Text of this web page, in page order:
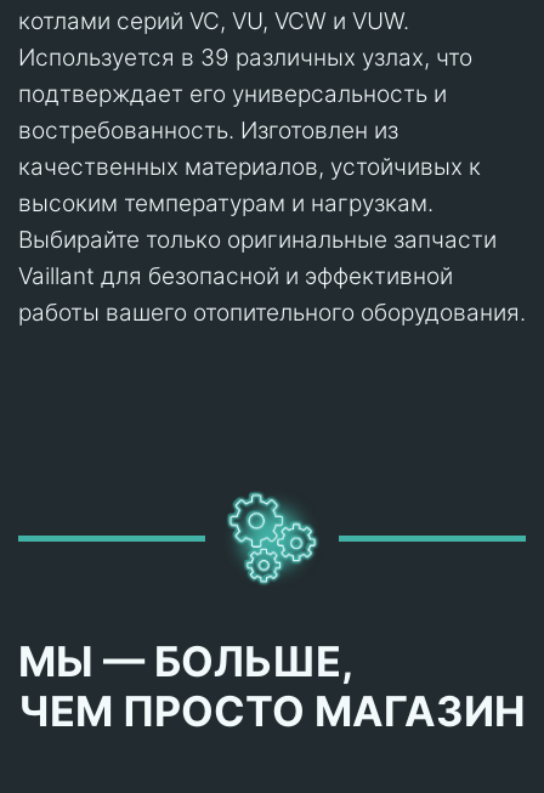
котлами серий VC, VU, VCW и VUW.
Используется в 39 различных узлах, что
подтверждает его универсальность и
востребованность. Изготовлен из
качественных материалов, устойчивых к
высоким температурам и нагрузкам.
Выбирайте только оригинальные запчасти
Vaillant для безопасной и эффективной
работы вашего отопительного оборудования.
МЫ — БОЛЬШЕ,
ЧЕМ ПРОСТО МАГАЗИН